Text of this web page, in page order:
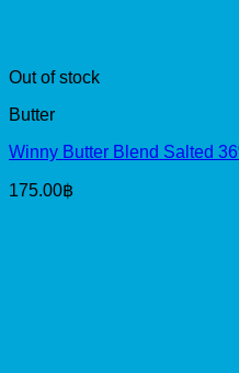
Out of stock
Butter
Winny Butter Blend Salted
175.00฿